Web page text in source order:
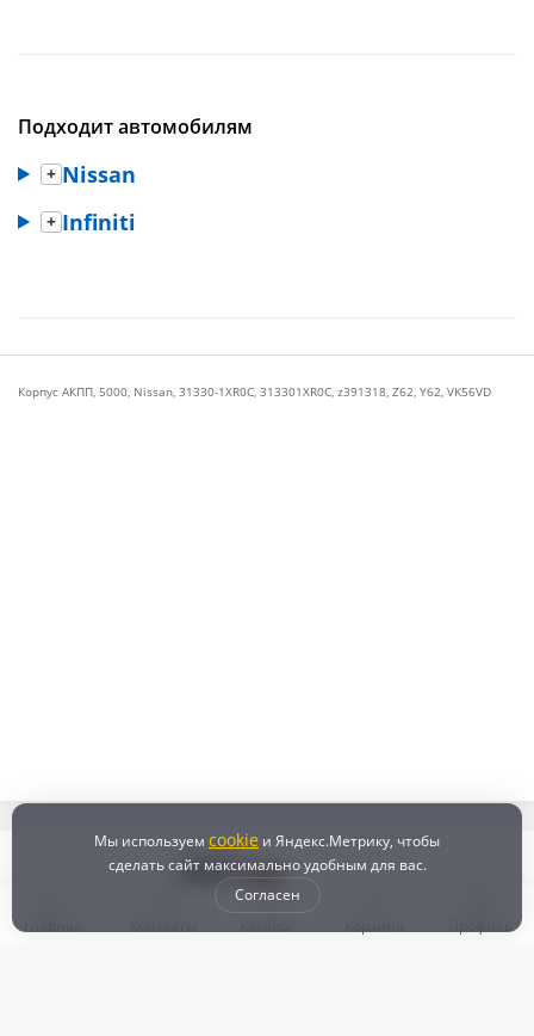
Подходит автомобилям
Nissan
Infiniti
Корпус АКПП, 5000, Nissan, 31330-1XR0C, 313301XR0C, z391318, Z62, Y62, VK56VD
Мы используем cookie и Яндекс.Метрику, чтобы
сделать сайт максимально удобным для вас.
Согласен